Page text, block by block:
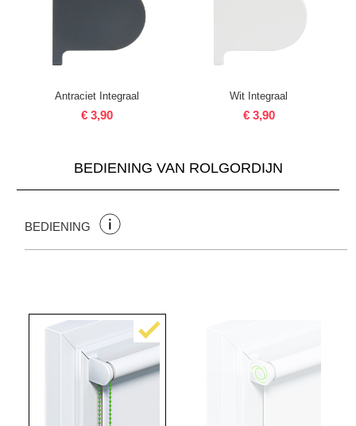
Antraciet Integraal
€ 3,90
Wit Integraal
€ 3,90
BEDIENING VAN ROLGORDIJN
BEDIENING